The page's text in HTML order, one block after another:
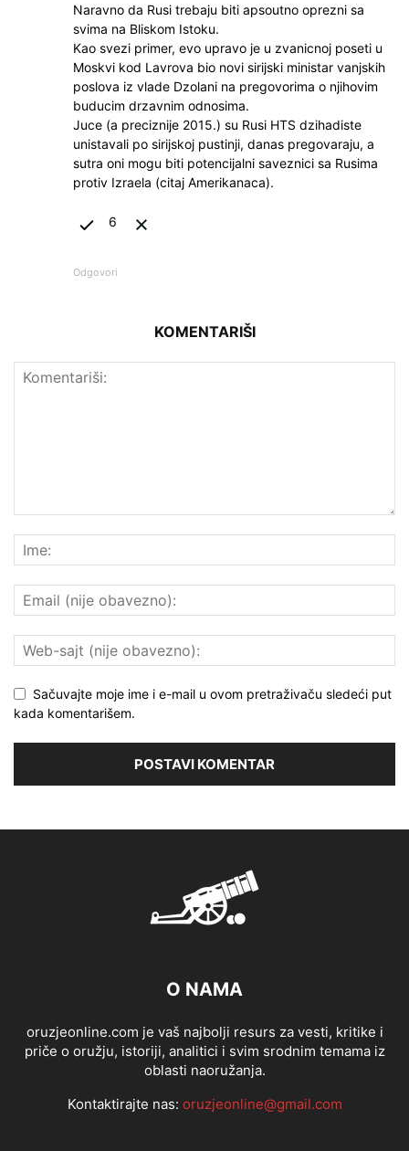
Naravno da Rusi trebaju biti apsoutno oprezni sa
svima na Bliskom Istoku.
Kao svezi primer, evo upravo je u zvanicnoj poseti u
Moskvi kod Lavrova bio novi sirijski ministar vanjskih
poslova iz vlade Dzolani na pregovorima o njihovim
buducim drzavnim odnosima.
Juce (a preciznije 2015.) su Rusi HTS dzihadiste
unistavali po sirijskoj pustinji, danas pregovaraju, a
sutra oni mogu biti potencijalni saveznici sa Rusima
protiv Izraela (citaj Amerikanaca).
6
Odgovori
KOMENTARIŠI
Sačuvajte moje ime i e-mail u ovom pretraživaču sledeći put
kada komentarišem.
O NAMA
oruzjeonline.com je vaš najbolji resurs za vesti, kritike i
priče o oružju, istoriji, analitici i svim srodnim temama iz
oblasti naoružanja.
Kontaktirajte nas: oruzjeonline@gmail.com